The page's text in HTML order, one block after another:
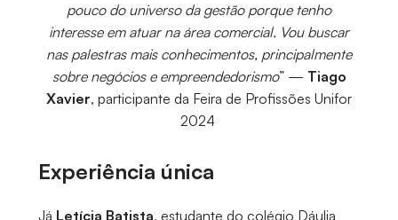
pouco do universo da gestão porque tenho
interesse em atuar na área comercial. Vou buscar
nas palestras mais conhecimentos, principalmente
sobre negócios e empreendedorismo” — Tiago
Xavier, participante da Feira de Profissões Unifor
2024
Experiência única
Já Letícia Batista, estudante do colégio Dáulia